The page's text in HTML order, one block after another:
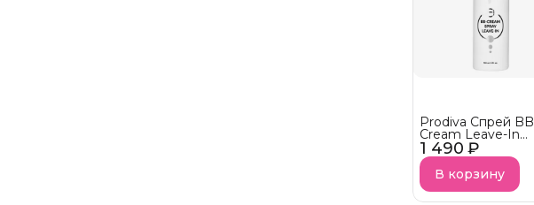
1 490 ₽
Prodiva Спрей BB
Cream Leave-In
Универсальная
кремовая
термозащита для
волос
В корзину